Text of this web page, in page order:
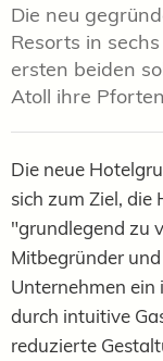
Die neu
Resorts in
ersten beiden
Atoll ihre
Die neue
sich zum Ziel, die
"grundlegend zu
Mitbegründer
Unternehmen
durch intuitive
reduzierte